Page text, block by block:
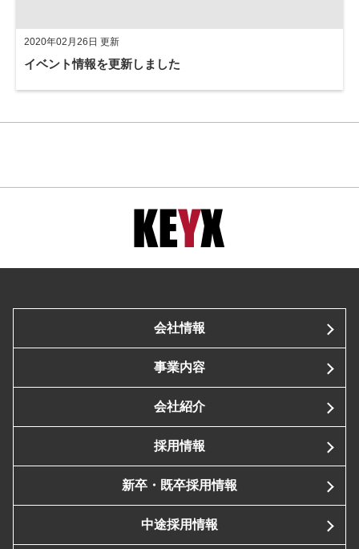
2020年02月26日 更新
イベント情報を更新しました
会社情報
事業内容
会社紹介
採用情報
新卒・既卒採用情報
中途採用情報